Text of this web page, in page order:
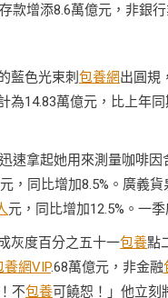
款增添8.6萬億元，非銀
藍色光束刺 包養網出圓規
為14.83萬億元，比上年
速拿起她用來測量咖啡
，同比增加8.5%。廣義
元，同比增加12.5%。一
灰度百分之五十一包養點
養網VIP.68萬億元，非金融
不包養可饒恕！」他立刻